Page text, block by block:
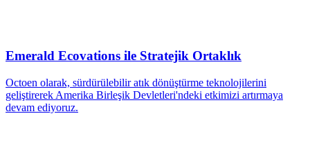
Emerald Ecovations ile Stratejik Ortaklık
Octoen olarak, sürdürülebilir atık dönüştürme teknolojilerini
geliştirerek Amerika Birleşik Devletleri'ndeki etkimizi artırmaya
devam ediyoruz.